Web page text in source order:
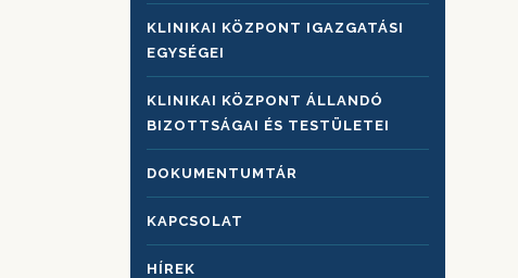
KLINIKAI KÖZPONT IGAZGATÁSI
EGYSÉGEI
KLINIKAI KÖZPONT ÁLLANDÓ
BIZOTTSÁGAI ÉS TESTÜLETEI
DOKUMENTUMTÁR
KAPCSOLAT
HÍREK